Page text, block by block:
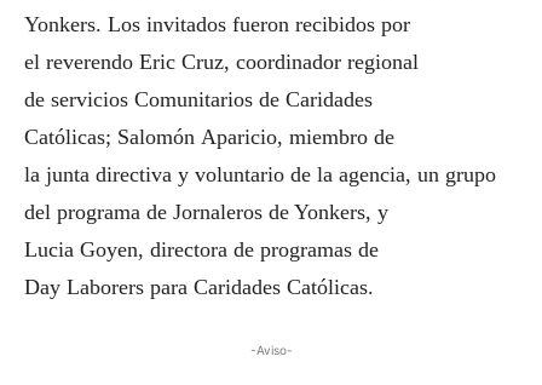
Yonkers. Los invitados fueron recibidos por
el reverendo Eric Cruz, coordinador regional
de servicios Comunitarios de Caridades
Católicas; Salomón Aparicio, miembro de
la junta directiva y voluntario de la agencia, un grupo
del programa de Jornaleros de Yonkers, y
Lucia Goyen, directora de programas de
Day Laborers para Caridades Católicas.
-Aviso-